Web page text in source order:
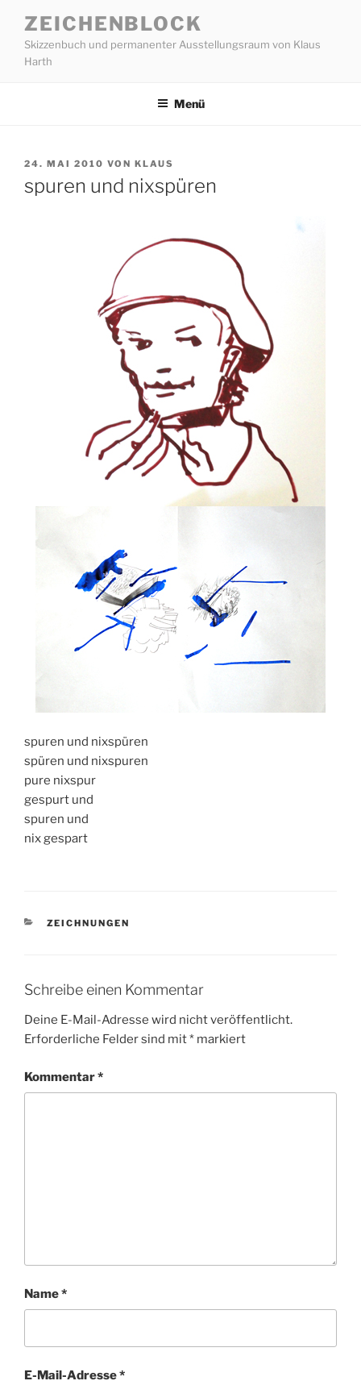
Inhalt
springen
ZEICHENBLOCK
Skizzenbuch und permanenter Ausstellungsraum von Klaus
Harth
Menü
VERÖFFENTLICHT
24. MAI 2010 VON KLAUS
spuren und nixspüren
spuren und nixspüren
spüren und nixspuren
pure nixspur
gespurt und
spuren und
nix gespart
KATEGORIEN
ZEICHNUNGEN
Schreibe einen Kommentar
Deine E-Mail-Adresse wird nicht veröffentlicht.
Erforderliche Felder sind mit* markiert
Kommentar*
Name*
E-Mail-Adresse*